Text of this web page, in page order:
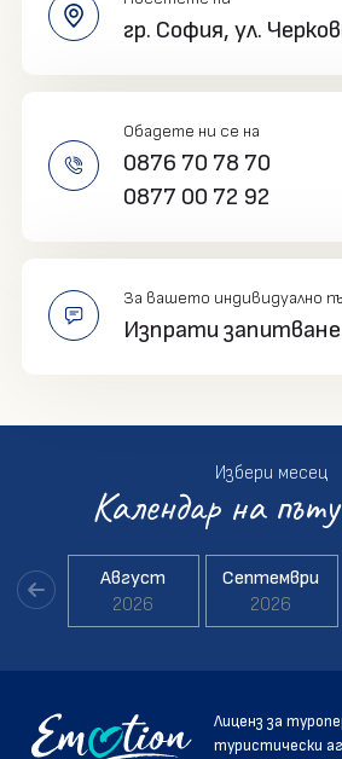
гр. София, ул.
Обадете ни се на
0876 70 78 70
0877 00 72 92
За вашето индивидуално
Изпрати запитване
Избери месец
Календар на
Август
2026
Септември
2026
Лиценз за
туристически